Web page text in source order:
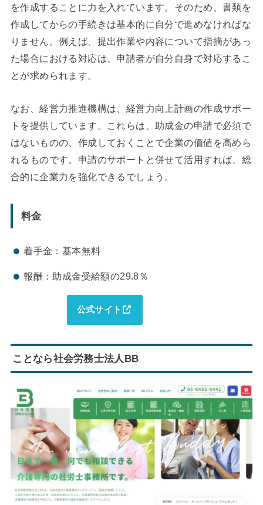
を作成することに力を入れています。そのため、書類を
作成してからの手続きは基本的に自分で進めなければな
りません。例えば、提出作業や内容について指摘があっ
た場合における対応は、申請者が自分自身で対応するこ
とが求められます。
なお、経営力推進機構は、経営力向上計画の作成サポー
トを提供しています。これらは、助成金の申請で必須で
はないものの、作成しておくことで企業の価値を高めら
れるものです。申請のサポートと併せて活用すれば、総
合的に企業力を強化できるでしょう。
料金
着手金：基本無料
報酬：助成金受給額の29.8％
公式サイト
ことなら社会労務士法人BB